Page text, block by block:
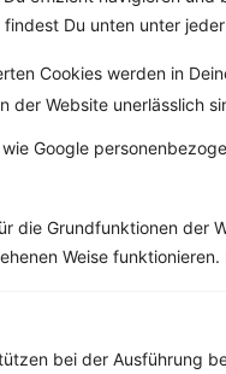
Du unten unter
Cookies werden in
der Website unerlässlich
Google
die Grundfunktionen der
Weise
bei der Ausführung
‹